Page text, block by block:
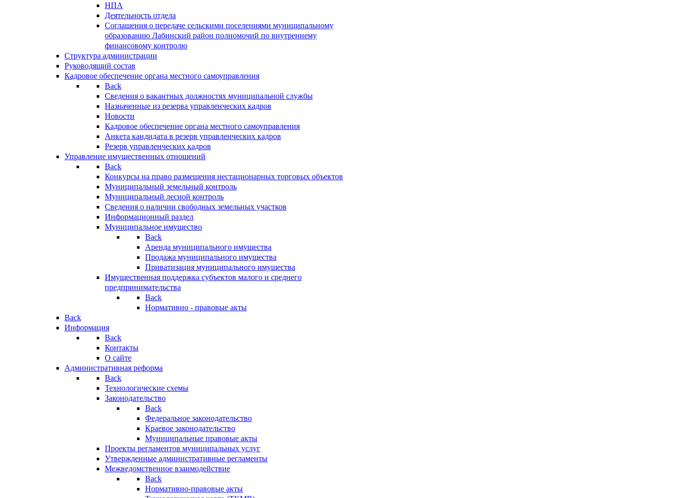
НПА
Деятельность отдела
Соглашения о передаче сельскими поселениями муниципальному
образованию Лабинский район полномочий по внутреннему
финансовому контролю
Структура администрации
Руководящий состав
Кадровое обеспечение органа местного самоуправления
Back
Сведения о вакантных должностях муниципальной службы
Назначенные из резерва управленческих кадров
Новости
Кадровое обеспечение органа местного самоуправления
Анкета кандидата в резерв управленческих кадров
Резерв управленческих кадров
Управление имущественных отношений
Back
Конкурсы на право размещения нестационарных торговых объектов
Муниципальный земельный контроль
Муниципальный лесной контроль
Сведения о наличии свободных земельных участков
Информационный раздел
Муниципальное имущество
Back
Аренда муниципального имущества
Продажа муниципального имущества
Приватизация муниципального имущества
Имущественная поддержка субъектов малого и среднего
предпринимательства
Back
Нормативно - правовые акты
Back
Информация
Back
Контакты
О сайте
Административная реформа
Back
Технологические схемы
Законодательство
Back
Федеральное законодательство
Краевое законодательство
Муниципальные правовые акты
Проекты регламентов муниципальных услуг
Утвержденные административные регламенты
Межведомственное взаимодействие
Back
Нормативно-правовые акты